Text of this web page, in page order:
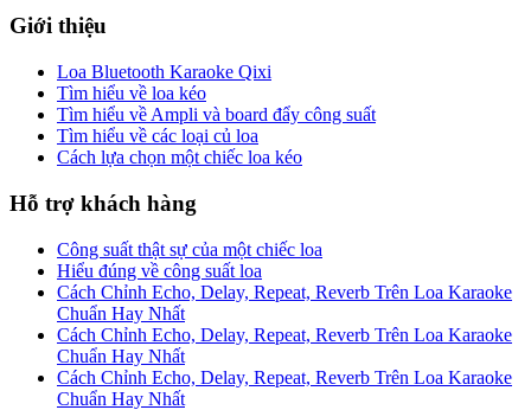
Giới thiệu
Loa Bluetooth Karaoke Qixi
Tìm hiểu về loa kéo
Tìm hiểu về Ampli và board đẩy công suất
Tìm hiểu về các loại củ loa
Cách lựa chọn một chiếc loa kéo
Hỗ trợ khách hàng
Công suất thật sự của một chiếc loa
Hiểu đúng về công suất loa
Cách Chỉnh Echo, Delay, Repeat, Reverb Trên Loa Karaoke
Chuẩn Hay Nhất
Cách Chỉnh Echo, Delay, Repeat, Reverb Trên Loa Karaoke
Chuẩn Hay Nhất
Cách Chỉnh Echo, Delay, Repeat, Reverb Trên Loa Karaoke
Chuẩn Hay Nhất